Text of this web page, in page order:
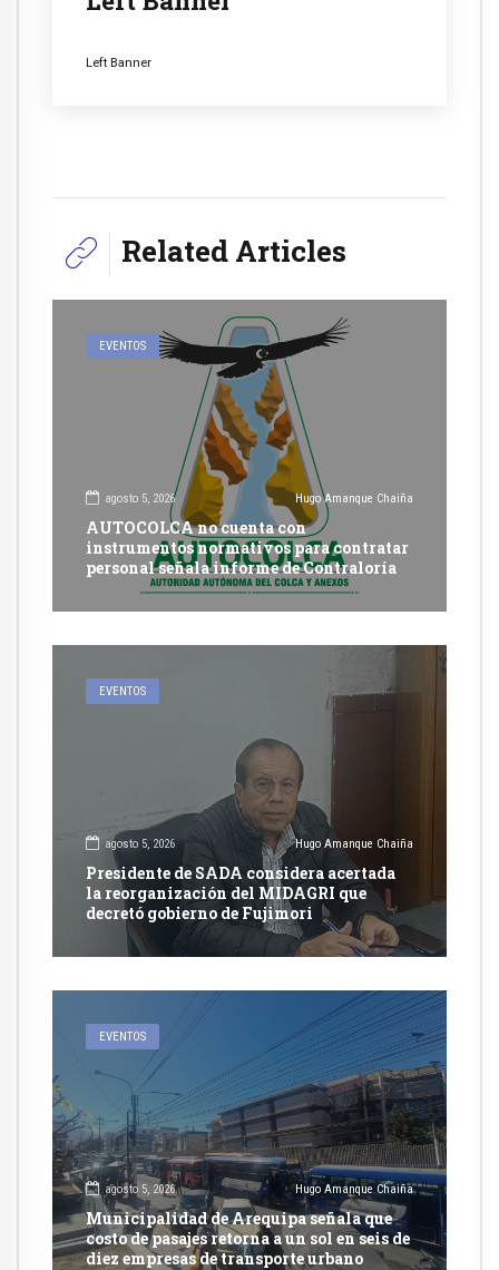
Left Banner
Related Articles
EVENTOS
agosto 5, 2026 Hugo Amanque Chaiña
AUTOCOLCA no cuenta con
instrumentos normativos para contratar
personal señala informe de Contraloría
EVENTOS
agosto 5, 2026 Hugo Amanque Chaiña
Presidente de SADA considera acertada
la reorganización del MIDAGRI que
decretó gobierno de Fujimori
EVENTOS
agosto 5, 2026 Hugo Amanque Chaiña
Municipalidad de Arequipa señala que
costo de pasajes retorna a un sol en seis de
diez empresas de transporte urbano